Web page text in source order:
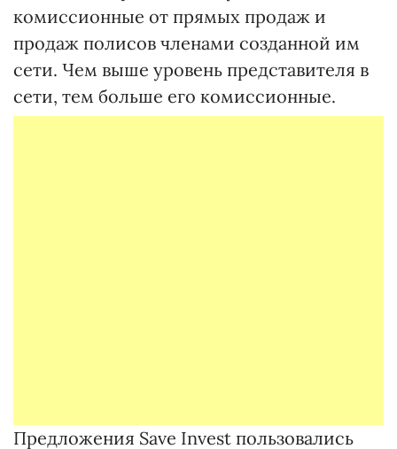
комиссионные от прямых продаж и
продаж полисов членами созданной им
сети. Чем выше уровень представителя в
сети, тем больше его комиссионные.
Предложения Save Invest пользовались